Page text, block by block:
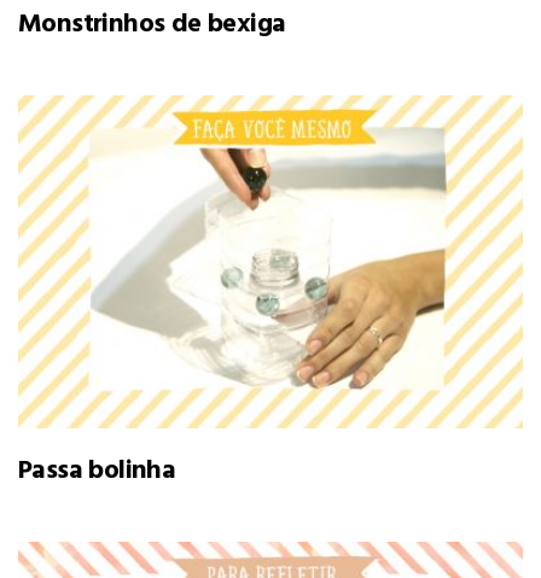
Monstrinhos de bexiga
Passa bolinha